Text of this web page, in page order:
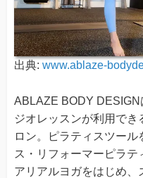
出典: www.ablaze-
ABLAZE BODY
ジオレッスンが利用で
ロン。ピラティスツー
ス・リフォーマーピラ
アリアルヨガをはじめ、